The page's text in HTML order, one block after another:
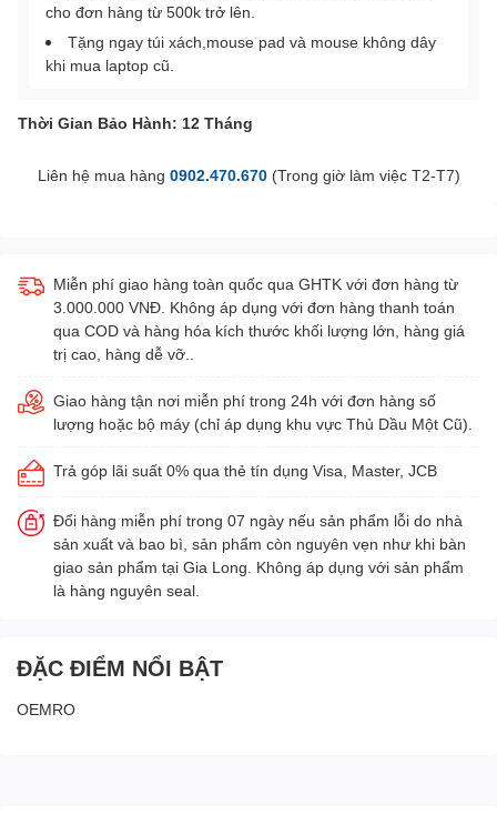
cho đơn hàng từ 500k trở lên.
Tặng ngay túi xách,mouse pad và mouse không dây
khi mua laptop cũ.
Thời Gian Bảo Hành: 12 Tháng
Liên hệ mua hàng 0902.470.670(Trong giờ làm việc T2-T7)
Miễn phí giao hàng toàn quốc qua GHTK với đơn hàng từ
3.000.000 VNĐ. Không áp dụng với đơn hàng thanh toán
qua COD và hàng hóa kích thước khối lượng lớn, hàng giá
trị cao, hàng dễ vỡ..
Giao hàng tận nơi miễn phí trong 24h với đơn hàng số
lượng hoặc bộ máy (chỉ áp dụng khu vực Thủ Dầu Một Cũ).
Trả góp lãi suất 0% qua thẻ tín dụng Visa, Master, JCB
Đổi hàng miễn phí trong 07 ngày nếu sản phẩm lỗi do nhà
sản xuất và bao bì, sản phẩm còn nguyên vẹn như khi bàn
giao sản phẩm tại Gia Long. Không áp dụng với sản phẩm
là hàng nguyên seal.
ĐẶC ĐIỂM NỔI BẬT
OEMRO